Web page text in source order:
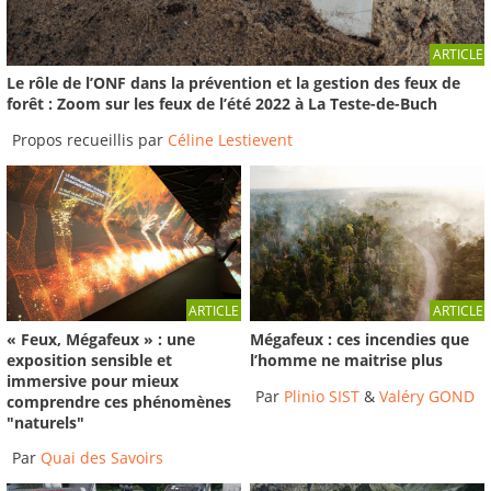
02:10
Formation au media training par le service
EPISEINE et...
2019-EPTB Seine Grands Lacs
ARTICLE
Le rôle de l’ONF dans la prévention et la gestion des feux de
forêt : Zoom sur les feux de l’été 2022 à La Teste-de-Buch
Propos recueillis par Céline Lestievent
ARTICLE
« Feux, Mégafeux » : une
exposition sensible et
immersive pour mieux
comprendre ces phénomènes
"naturels"
Par Quai des Savoirs
ARTICLE
Mégafeux : ces incendies que
l’homme ne maitrise plus
Par Plinio SIST &Valéry GOND